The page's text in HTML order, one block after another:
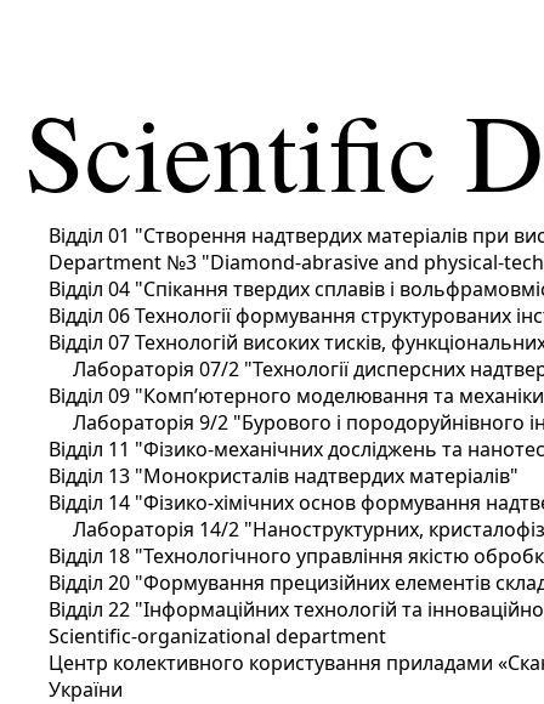
Scientific
Відділ 01 "Створення надтвердих матеріалів при
Department №3 "Diamond-abrasive and physical-
Відділ 04 "Спікання твердих сплавів і
Вiддiл 06 Технології формування структурованих
Вiддiл 07 Технологій високих тисків,
Лабораторія 07/2 "Технології дисперсних
Вiддiл 09 "Комп’ютерного моделювання та
Лабораторія 9/2 "Бурового і породоруйнівного
Вiддiл 11 "Фізико-механічних досліджень та
Відділ 13 "Монокристалів надтвердих матеріалів"
Відділ 14 "Фізико-хімічних основ формування
Лабораторія 14/2 "Наноструктурних,
Відділ 18 "Технологічного управління якістю
Відділ 20 "Формування прецизійних елементів
Відділ 22 "Інформаційних технологій та
Scientific-organizational department
Центр колективного користування приладами
України